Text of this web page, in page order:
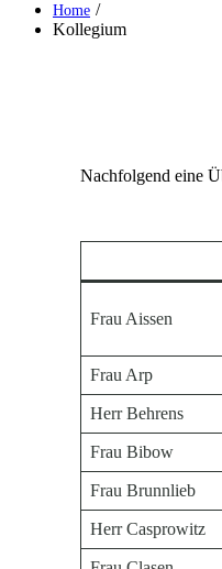
Home
Kollegium
Nachfolgend eine
Frau Aissen
Frau Arp
Herr Behrens
Frau Bibow
Frau Brunnlieb
Herr Casprowitz